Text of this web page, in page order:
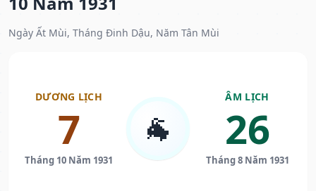
Ngày Ất Mùi, Tháng Đinh Dậu, Năm Tân Mùi
DƯƠNG LỊCH
7
Tháng 10 Năm 1931
🐐
ÂM LỊCH
26
Tháng 8 Năm 1931